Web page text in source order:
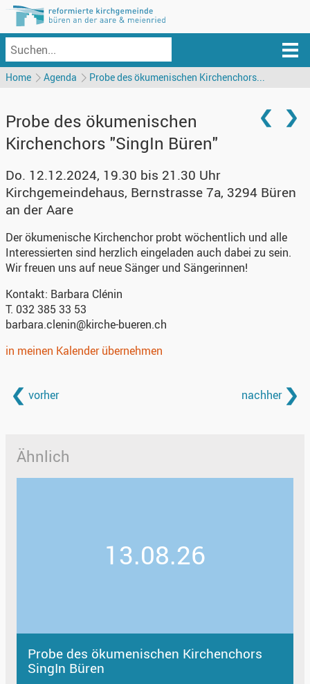
Home Agenda Probe des ökumenischen Kirchenchors...
Probe des ökumenischen
Kirchenchors "SingIn Büren"
Do. 12.12.2024, 19.30 bis 21.30 Uhr
Kirchgemeindehaus, Bernstrasse 7a, 3294 Büren
an der Aare
Der ökumenische Kirchenchor probt wöchentlich und alle
Interessierten sind herzlich eingeladen auch dabei zu sein.
Wir freuen uns auf neue Sänger und Sängerinnen!
Kontakt: Barbara Clénin
T. 032 385 33 53
barbara.clenin@kirche-bueren.ch
in meinen Kalender übernehmen
vorher nachher
Ähnlich
13.08.26
Probe des ökumenischen Kirchenchors
SingIn Büren